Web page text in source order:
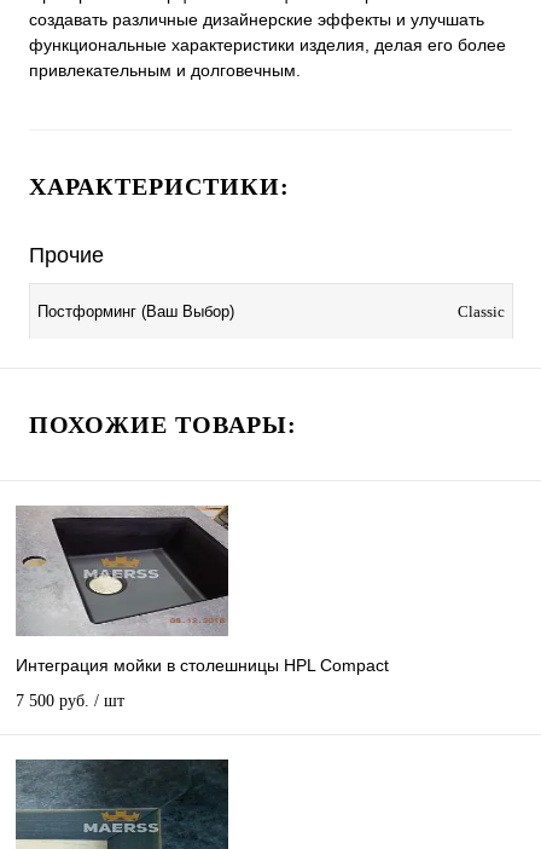
создавать различные дизайнерские эффекты и улучшать
функциональные характеристики изделия, делая его более
привлекательным и долговечным.
ХАРАКТЕРИСТИКИ:
Прочие
Постформинг (Ваш Выбор) Classic
ПОХОЖИЕ ТОВАРЫ:
Интеграция мойки в столешницы HPL Compact
7 500 руб. / шт